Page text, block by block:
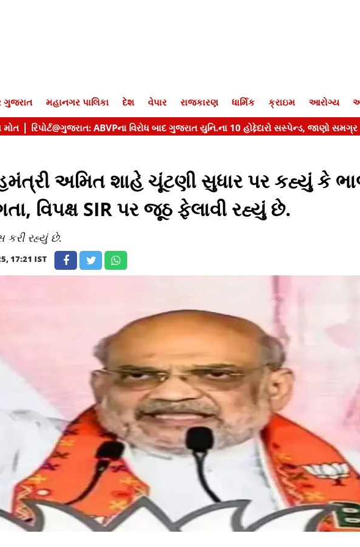
ગુજરાત મહાનગર પાલિકા દેશ વેપાર રાજકારણ ધાર્મિક ક્રાઇમ આરોગ્ય
અમિત શાહે ચૂંટણી સુધાર પર કહ્યું કે
વિપક્ષ SIR પર જૂઠ ફેલાવી રહ્યું છે.
કરી રહ્યું છે.
17:21 IST